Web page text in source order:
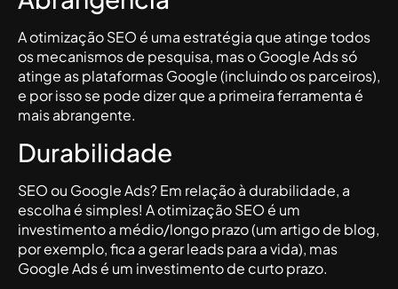
A otimização SEO é uma estratégia que atinge todos
os mecanismos de pesquisa, mas o Google Ads só
atinge as plataformas Google (incluindo os parceiros),
e por isso se pode dizer que a primeira ferramenta é
mais abrangente.
Durabilidade
SEO ou Google Ads? Em relação à durabilidade, a
escolha é simples! A otimização SEO é um
investimento a médio/longo prazo (um artigo de blog,
por exemplo, fica a gerar leads para a vida), mas
Google Ads é um investimento de curto prazo.